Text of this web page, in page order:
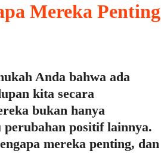
Mereka Penting
Anda bahwa ada
kita secara
bukan hanya
perubahan positif lainnya.
mereka penting, dan